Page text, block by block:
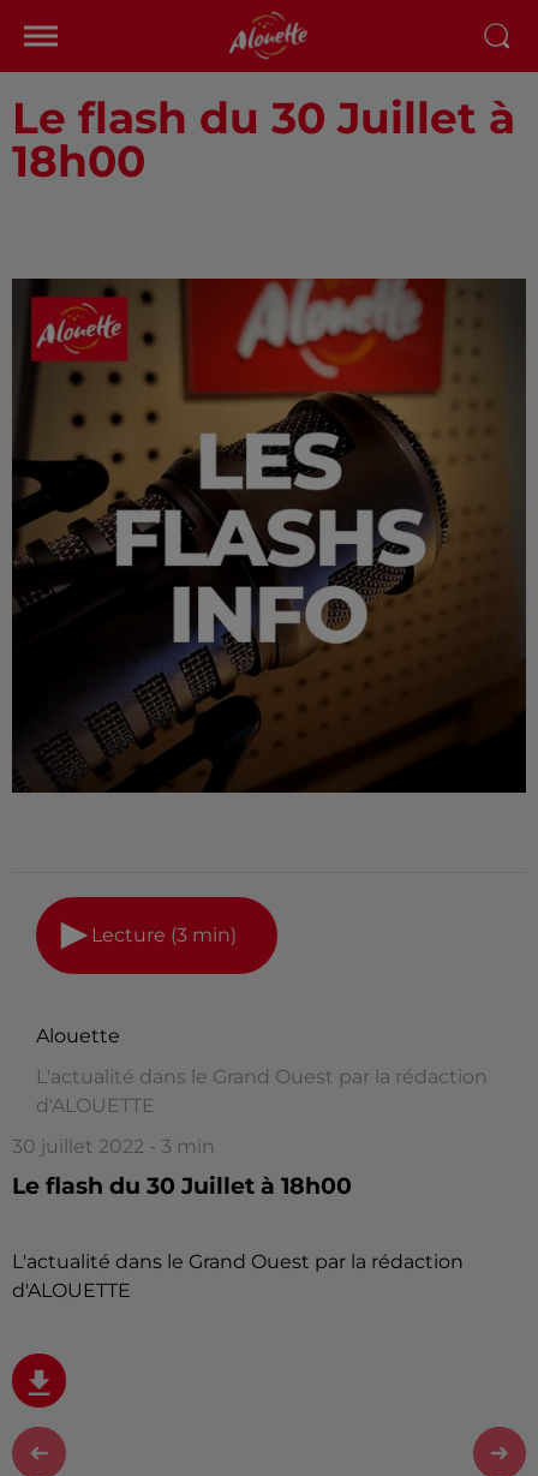
Le flash du 30 Juillet à
18h00
Lecture (3 min)
Alouette
L'actualité dans le Grand Ouest par la rédaction
d'ALOUETTE
30 juillet 2022 - 3 min
Le flash du 30 Juillet à 18h00
L'actualité dans le Grand Ouest par la rédaction
d'ALOUETTE